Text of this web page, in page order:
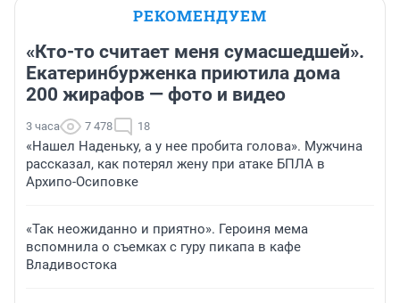
РЕКОМЕНДУЕМ
«Кто-то считает меня сумасшедшей».
Екатеринбурженка приютила дома
200 жирафов — фото и видео
3 часа 7 478 18
«Нашел Наденьку, а у нее пробита голова». Мужчина
рассказал, как потерял жену при атаке БПЛА в
Архипо-Осиповке
«Так неожиданно и приятно». Героиня мема
вспомнила о съемках с гуру пикапа в кафе
Владивостока